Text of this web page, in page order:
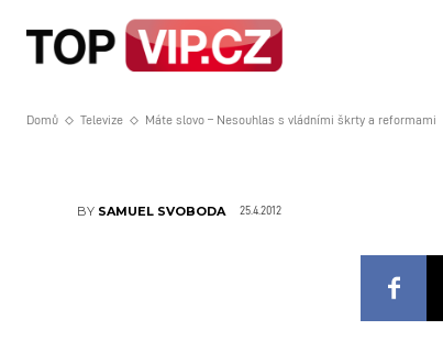
Domů Televize Máte slovo – Nesouhlas s vládními škrty a reformami
reformami
BY SAMUEL SVOBODA 25.4.2012